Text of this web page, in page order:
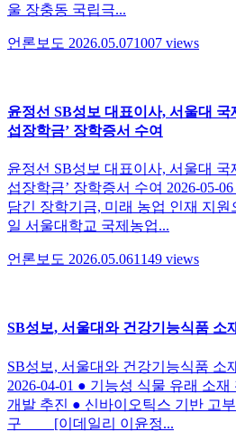
울 장충동 국립극...
언론보도 2026.05.071007 views
윤정선 SB성보 대표이사, 서울대 국
섭장학금’ 장학증서 수여
윤정선 SB성보 대표이사, 서울대 국
섭장학금’ 장학증서 수여 2026-05-
담긴 장학기금, 미래 농업 인재
일 서울대학교 국제농업...
언론보도 2026.05.061149 views
SB성보, 서울대와 건강기능식품 소
SB성보, 서울대와 건강기능식품 소
2026-04-01 ● 기능성 식물 유래 소
개발 추진 ● 신바이오틱스 기반 고
구 [이데일리 이윤정...